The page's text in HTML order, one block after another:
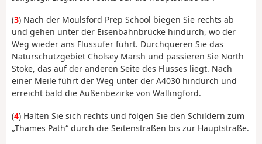
(3) Nach der Moulsford Prep School biegen Sie rechts ab
und gehen unter der Eisenbahnbrücke hindurch, wo der
Weg wieder ans Flussufer führt. Durchqueren Sie das
Naturschutzgebiet Cholsey Marsh und passieren Sie North
Stoke, das auf der anderen Seite des Flusses liegt. Nach
einer Meile führt der Weg unter der A4030 hindurch und
erreicht bald die Außenbezirke von Wallingford.
(4) Halten Sie sich rechts und folgen Sie den Schildern zum
„Thames Path“ durch die Seitenstraßen bis zur Hauptstraße.